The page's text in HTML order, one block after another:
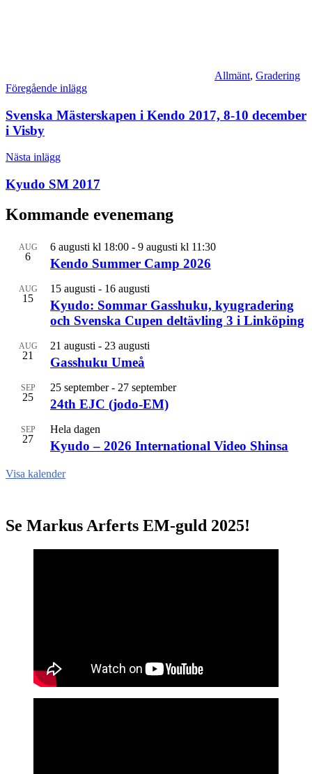
Allmänt, Gradering
Inläggsnavigering
Föregående inlägg
Svenska Mästerskapen i Kendo 2017, 8-10 december
i Visby
Nästa inlägg
Kyudo SM 2017
Kommande evenemang
AUG
6
6 augusti kl 18:00 - 9 augusti kl 11:30
Kendo Summer Camp 2026
AUG
15
15 augusti - 16 augusti
Kyudo: Sommar Gasshuku, kyugradering
och Svenska Cupen deltävling 3 i Linköping
AUG
21
21 augusti - 23 augusti
Gasshuku Umeå
SEP
25
25 september- 27 september
24th EJC (jodo-EM)
SEP
27
Hela dagen
Kyudo – 2026 International Video Shinsa
Visa kalender
Se Markus Arferts EM-guld 2025!